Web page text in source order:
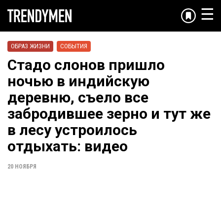
☰
ОБРАЗ ЖИЗНИ СОБЫТИЯ
Стадо слонов пришло
ночью в индийскую
деревню, съело все
забродившее зерно и тут же
в лесу устроилось
отдыхать: видео
20 НОЯБРЯ